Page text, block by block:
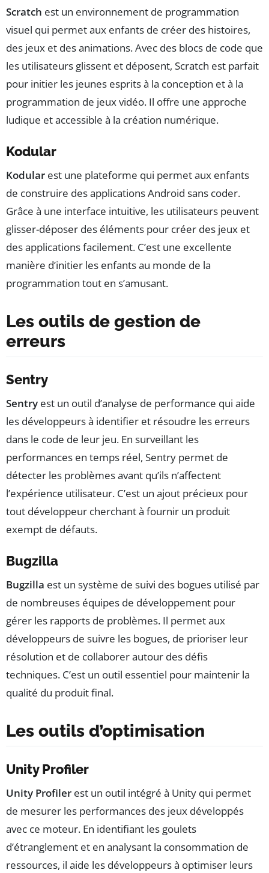
Scratch est un environnement de programmation
visuel qui permet aux enfants de créer des histoires,
des jeux et des animations. Avec des blocs de code que
les utilisateurs glissent et déposent, Scratch est parfait
pour initier les jeunes esprits à la conception et à la
programmation de jeux vidéo. Il offre une approche
ludique et accessible à la création numérique.
Kodular
Kodular est une plateforme qui permet aux enfants
de construire des applications Android sans coder.
Grâce à une interface intuitive, les utilisateurs peuvent
glisser-déposer des éléments pour créer des jeux et
des applications facilement. C’est une excellente
manière d’initier les enfants au monde de la
programmation tout en s’amusant.
Les outils de gestion de
erreurs
Sentry
Sentry est un outil d’analyse de performance qui aide
les développeurs à identifier et résoudre les erreurs
dans le code de leur jeu. En surveillant les
performances en temps réel, Sentry permet de
détecter les problèmes avant qu’ils n’affectent
l’expérience utilisateur. C’est un ajout précieux pour
tout développeur cherchant à fournir un produit
exempt de défauts.
Bugzilla
Bugzilla est un système de suivi des bogues utilisé par
de nombreuses équipes de développement pour
gérer les rapports de problèmes. Il permet aux
développeurs de suivre les bogues, de prioriser leur
résolution et de collaborer autour des défis
techniques. C’est un outil essentiel pour maintenir la
qualité du produit final.
Les outils d’optimisation
Unity Profiler
Unity Profiler est un outil intégré à Unity qui permet
de mesurer les performances des jeux développés
avec ce moteur. En identifiant les goulets
d’étranglement et en analysant la consommation de
ressources, il aide les développeurs à optimiser leurs